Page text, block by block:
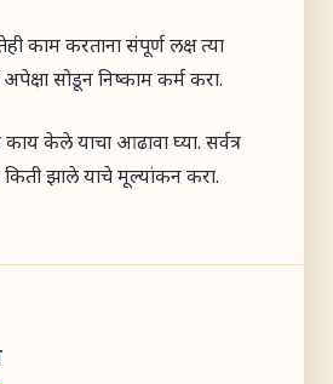
काम करताना संपूर्ण लक्ष त्या
सोडून निष्काम कर्म करा.
केले याचा आढावा घ्या. सर्वत्र
किती झाले याचे मूल्यांकन करा.